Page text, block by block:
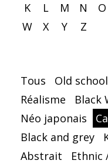
K
L M N O
W
X Y Z
Tous Old school
Réalisme
Black
Néo japonais
Black and grey
Abstrait
Ethnic